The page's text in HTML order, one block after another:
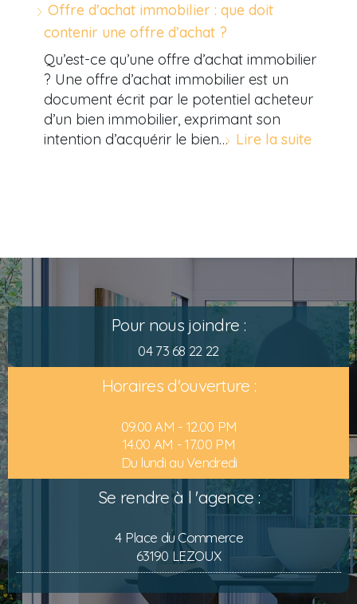
Offre d’achat immobilier : que doit
contenir une offre d’achat ?
Qu’est-ce qu’une offre d’achat immobilier
? Une offre d’achat immobilier est un
document écrit par le potentiel acheteur
d’un bien immobilier, exprimant son
intention d’acquérir le bien… Lire la suite
Pour nous joindre :
04 73 68 22 22
Horaires d'ouverture :
09.00 AM - 12.00 PM
14.00 AM - 17.00 PM
Du lundi au Vendredi
Se rendre à l 'agence :
4 Place du Commerce
63190 LEZOUX